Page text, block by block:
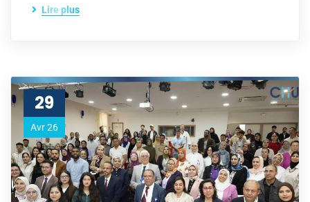
Lire plus
29
Avr 26